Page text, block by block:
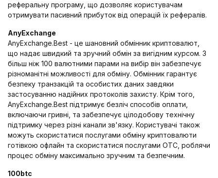
реферальну програму, що дозволяє користувачам
отримувати пасивний прибуток від операцій їх рефералів.
AnyExchange
AnyExchange.Best - це шановний обмінник криптовалют,
що надає швидкий та зручний обмін за вигідним курсом. З
більш ніж 100 валютними парами на вибір він забезпечує
різноманітні можливості для обміну. Обмінник гарантує
безпеку транзакцій та особистих даних завдяки
застосуванню надійних протоколів захисту. Крім того,
AnyExchange.Best підтримує безліч способів оплати,
включаючи гривні, та забезпечує цілодобову технічну
підтримку через різні канали зв'язку. Користувачі також
можуть скористатися послугами обміну криптовалюти
готівкою офлайн та скористатися послугами OTC, роблячи
процес обміну максимально зручним та безпечним.
100btc